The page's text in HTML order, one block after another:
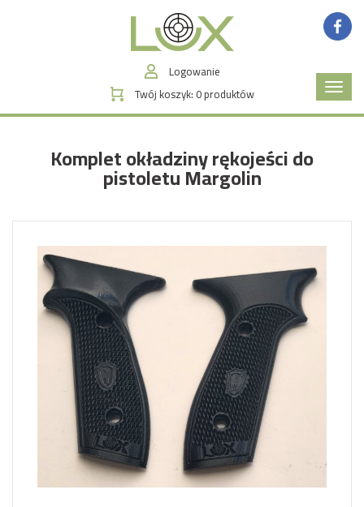
Logowanie
Twój koszyk: 0produktów
menu
Komplet okładziny rękojeści do
pistoletu Margolin